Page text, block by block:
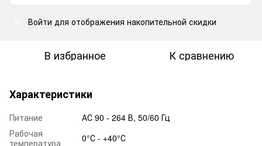
Войти для отображения накопительной скидки
В избранное К сравнению
Характеристики
Питание
АС 90 - 264 В, 50/60 Гц
Рабочая
температура
0°С - +40°С